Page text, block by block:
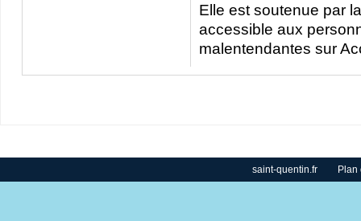
Elle est soutenue par
accessible aux
malentendantes sur
saint-quentin.fr Plan